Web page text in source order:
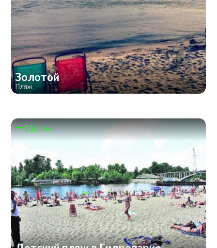
Золотой
Пляж
516 км